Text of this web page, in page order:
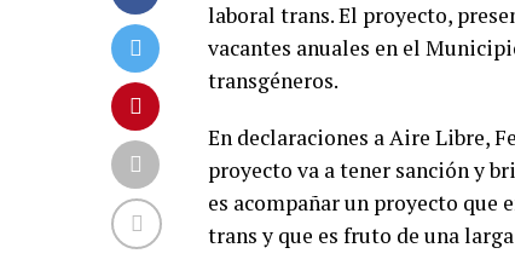
laboral trans. El proyecto,
vacantes anuales en el
transgéneros.
En declaraciones a Aire Libre,
proyecto va a tener sanción y
es acompañar un proyecto
trans y que es fruto de una